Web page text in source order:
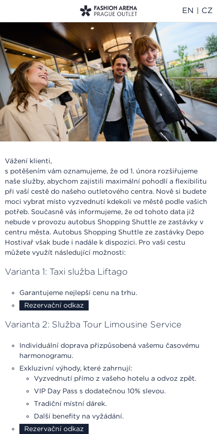
EN CZ
Vážení klienti,
s potěšením vám oznamujeme, že od 1. února rozšiřujeme
naše služby, abychom zajistili maximální pohodlí a flexibilitu
při vaší cestě do našeho outletového centra. Nově si budete
moci vybrat místo vyzvednutí kdekoli ve městě podle vašich
potřeb. Současně vás informujeme, že od tohoto data již
nebude v provozu autobus Shopping Shuttle ze zastávky v
centru města. Autobus Shopping Shuttle ze zastávky Depo
Hostivař však bude i nadále k dispozici. Pro vaši cestu
můžete využít následující možnosti:
Varianta 1: Taxi služba Liftago
Garantujeme nejlepší cenu na trhu.
Rezervační odkaz
Varianta 2: Služba Tour Limousine Service
Individuální doprava přizpůsobená vašemu časovému
harmonogramu.
Exkluzivní výhody, které zahrnují:
Vyzvednutí přímo z vašeho hotelu a odvoz zpět.
VIP Day Pass s dodatečnou 10% slevou.
Tradiční místní dárek.
Další benefity na vyžádání.
Rezervační odkaz